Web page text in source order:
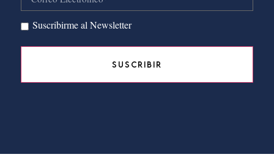
Suscribirme al Newsletter